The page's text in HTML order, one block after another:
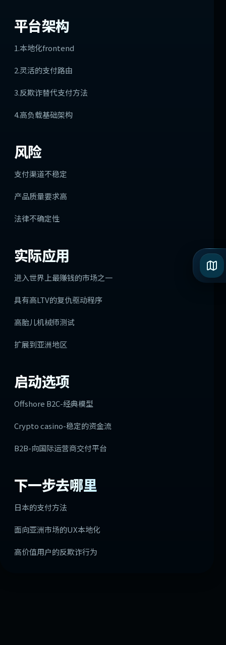
平台架构
1.本地化frontend
2.灵活的支付路由
3.反欺诈替代支付方法
4.高负载基础架构
风险
支付渠道不稳定
产品质量要求高
法律不确定性
实际应用
进入世界上最赚钱的市场之一
具有高LTV的复仇驱动程序
高胎儿机械师测试
扩展到亚洲地区
启动选项
Offshore B2C-经典模型
Crypto casino-稳定的资金流
B2B-向国际运营商交付平台
下一步去哪里
日本的支付方法
面向亚洲市场的UX本地化
高价值用户的反欺诈行为